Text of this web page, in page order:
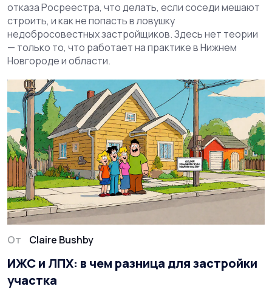
отказа Росреестра, что делать, если соседи мешают
строить, и как не попасть в ловушку
недобросовестных застройщиков. Здесь нет теории
— только то, что работает на практике в Нижнем
Новгороде и области.
От Claire Bushby
ИЖС и ЛПХ: в чем разница для застройки
участка